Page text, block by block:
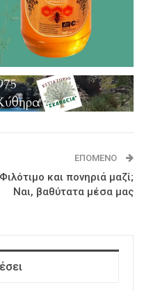
ΕΠΌΜΕΝΟ
Φιλότιμο και πονηριά μαζί;
Ναι, βαθύτατα μέσα μας